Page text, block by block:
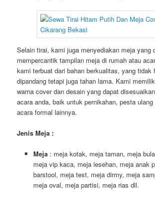
Selain tirai, kami juga menyediakan meja yang
mempercantik tampilan meja di rumah atau
kami terbuat dari bahan berkualitas, yang tidak
dipandang tetapi juga tahan lama. Kami
warna cover dan desain yang dapat
acara anda, baik untuk pernikahan, pesta
acara formal lainnya.
Jenis Meja :
Meja : meja kotak, meja taman, meja
meja vip kaca, meja lesehan, meja anak
barstool, meja test, meja dirmy, meja
meja oval, meja partisi, meja rias dll.